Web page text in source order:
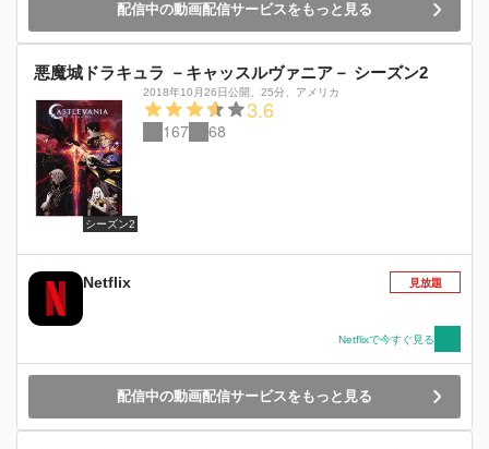
配信中の動画配信サービスをもっと見る
悪魔城ドラキュラ －キャッスルヴァニア－ シーズン2
シーズン2
2018年10月26日公開 25分 アメリカ
3.6
167 68
Netflix 見放題
Netflixで今すぐ見る
配信中の動画配信サービスをもっと見る